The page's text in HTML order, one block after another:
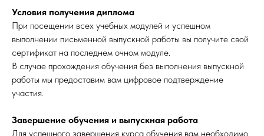
Условия получения диплома
При посещении всех учебных модулей и успешном
выполнении письменной выпускной работы вы получите свой
сертификат на последнем очном модуле.
В случае прохождения обучения без выполнения выпускной
работы мы предоставим вам цифровое подтверждение
участия.
Завершение обучения и выпускная работа
Для успешного завершения курса обучения вам необходимо